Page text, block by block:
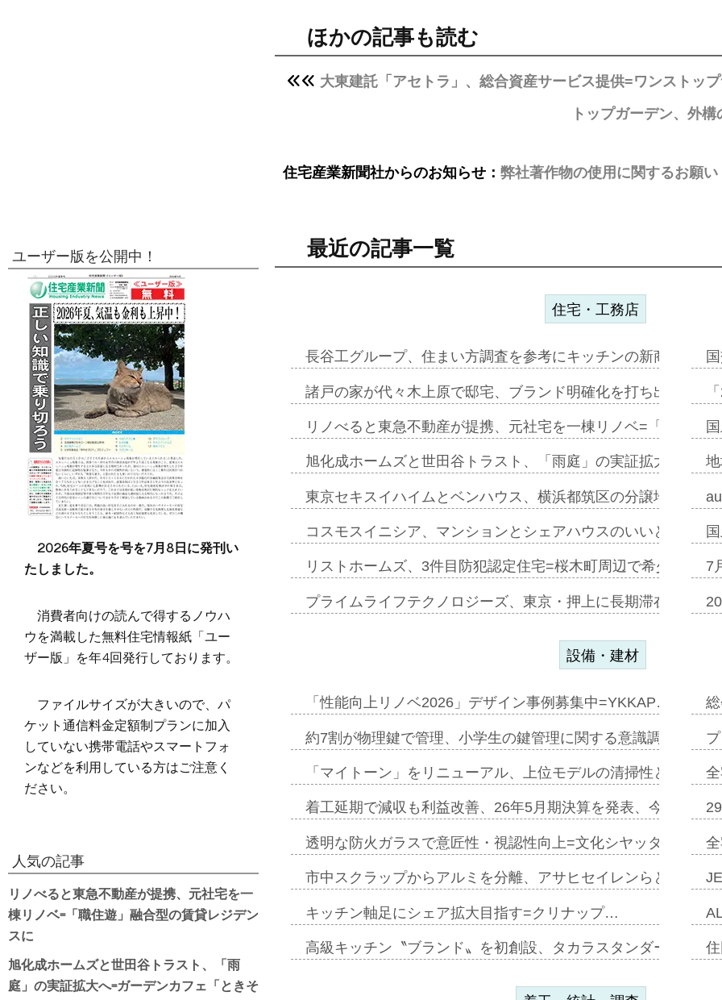
ほかの記事も読む
大東建託「アセトラ」、総合資産サービス提供=ワンストッ
トップガーデン、外
住宅産業新聞社からのお知らせ： 弊社著作物の使用に関するお願い
最近の記事一覧
住宅・工務店
長谷工グループ、住まい方調査を参考にキッチンの新商品=「
諸戸の家が代々木上原で邸宅、ブランド明確化を打ち出す=年
リノべると東急不動産が提携、元社宅を一棟リノベ=「職住遊
旭化成ホームズと世田谷トラスト、「雨庭」の実証拡大へ=ガ
東京セキスイハイムとベンハウス、横浜都筑区の分譲地開発で
コスモスイニシア、マンションとシェアハウスのいいとこどり
リストホームズ、3件目防犯認定住宅=桜木町周辺で希少価値
プライムライフテクノロジーズ、東京・押上に長期滞在型ホテ
7
設備・建材
「性能向上リノベ2026」デザイン事例募集中=YKKAP…
約7割が物理鍵で管理、小学生の鍵管理に関する意識調査
「マイトーン」をリニューアル、上位モデルの清掃性と安全
着工延期で減収も利益改善、26年5月期決算を発表、今期は増
透明な防火ガラスで意匠性・視認性向上=文化シヤッター…
市中スクラップからアルミを分離、アサヒセイレンらと協働開
キッチン軸足にシェア拡大目指す=クリナップ…
高級キッチン〝ブランド〟を初創設、タカラスタンダードが新
ユーザー版を公開中！
2026年夏号を号を7月8日に発刊い
たしました。
消費者向けの読んで得するノウハ
ウを満載した無料住宅情報紙「ユー
ザー版」を年4回発行しております。
ファイルサイズが大きいので、パ
ケット通信料金定額制プランに加入
していない携帯電話やスマートフォ
ンなどを利用している方はご注意く
ださい。
人気の記事
リノべると東急不動産が提携、元社宅を一
棟リノベ=「職住遊」融合型の賃貸レジデン
スに
旭化成ホームズと世田谷トラスト、「雨
庭」の実証拡大へ=ガーデンカフェ「ときそ